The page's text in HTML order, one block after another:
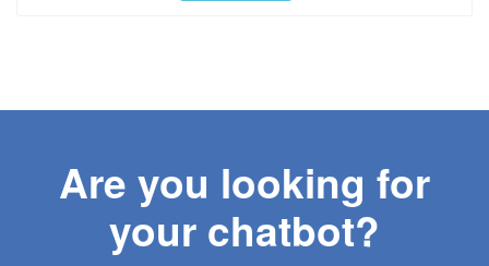
Are you looking for
your chatbot?